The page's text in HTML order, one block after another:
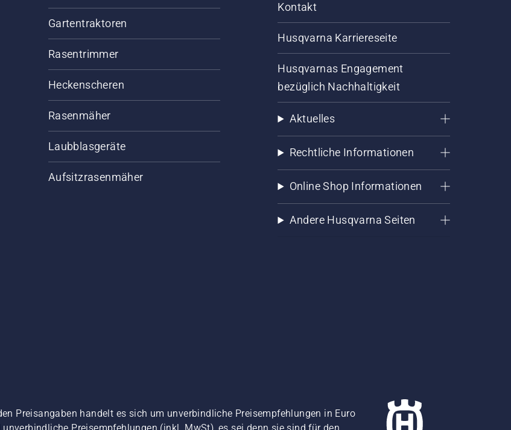
Gartentraktoren
Rasentrimmer
Heckenscheren
Rasenmäher
Laubblasgeräte
Aufsitzrasenmäher
Kontakt
Husqvarna Karriereseite
Husqvarnas Engagement
bezüglich Nachhaltigkeit
Aktuelles
Rechtliche Informationen
Online Shop Informationen
Andere Husqvarna Seiten
Preisangaben handelt es sich um unverbindliche Preisempfehlungen in Euro